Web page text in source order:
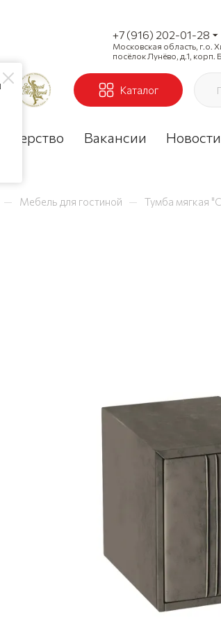
+7 (916) 202-01-28
Московская область, г.о.
посёлок Лунёво, д.1, корп.
Каталог
Вакансии Новости
— Мебель для гостиной — Тумба мягкая